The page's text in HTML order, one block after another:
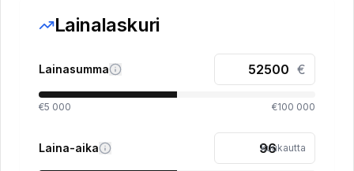
Lainalaskuri
Lainasumma €
€5 000 €100 000
Laina-aika kuukautta